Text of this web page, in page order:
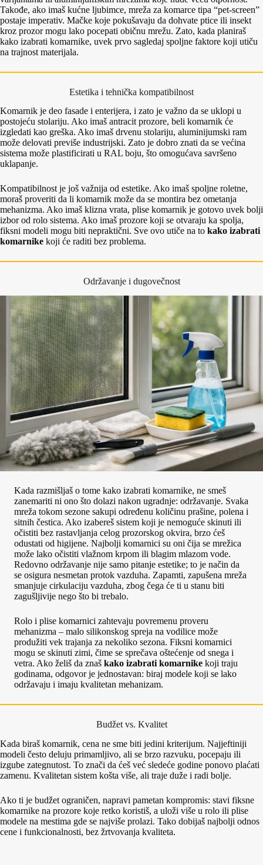
Takođe, ako imaš kućne ljubimce, mreža za komarce tipa “pet-screen”
postaje imperativ. Mačke koje pokušavaju da dohvate ptice ili insekt
kroz prozor mogu lako pocepati običnu mrežu. Zato, kada planiraš
kako izabrati komarnike, uvek prvo sagledaj spoljne faktore koji utiču
na trajnost materijala.
Estetika i tehnička kompatibilnost
Komarnik je deo fasade i enterijera, i zato je važno da se uklopi u
postojeću stolariju. Ako imaš antracit prozore, beli komarnik će
izgledati kao greška. Ako imaš drvenu stolariju, aluminijumski ram
može delovati previše industrijski. Zato je dobro znati da se većina
sistema može plastificirati u RAL boju, što omogućava savršeno
uklapanje.
Kompatibilnost je još važnija od estetike. Ako imaš spoljne roletne,
moraš proveriti da li komarnik može da se montira bez ometanja
mehanizma. Ako imaš klizna vrata, plise komarnik je gotovo uvek bolji
izbor od rolo sistema. Ako imaš prozore koji se otvaraju ka spolja,
fiksni modeli mogu biti nepraktični. Sve ovo utiče na to kako izabrati
komarnike koji će raditi bez problema.
Održavanje i dugovečnost
Kada razmišljaš o tome kako izabrati komarnike, ne smeš
zanemariti ni ono što dolazi nakon ugradnje: održavanje. Svaka
mreža tokom sezone sakupi određenu količinu prašine, polena i
sitnih čestica. Ako izabereš sistem koji je nemoguće skinuti ili
očistiti bez rastavljanja celog prozorskog okvira, brzo ćeš
odustati od higijene. Najbolji komarnici su oni čija se mrežica
može lako očistiti vlažnom krpom ili blagim mlazom vode.
Redovno održavanje nije samo pitanje estetike; to je način da
se osigura nesmetan protok vazduha. Zapamti, zapušena mreža
smanjuje cirkulaciju vazduha, zbog čega će ti u stanu biti
zagušljivije nego što bi trebalo.
Rolo i plise komarnici zahtevaju povremenu proveru
mehanizma – malo silikonskog spreja na vodilice može
produžiti vek trajanja za nekoliko sezona. Fiksni komarnici
mogu se skinuti zimi, čime se sprečava oštećenje od snega i
vetra. Ako želiš da znaš kako izabrati komarnike koji traju
godinama, odgovor je jednostavan: biraj modele koji se lako
održavaju i imaju kvalitetan mehanizam.
Budžet vs. Kvalitet
Kada biraš komarnik, cena ne sme biti jedini kriterijum. Najjeftiniji
modeli često deluju primamljivo, ali se brzo razvuku, pocepaju ili
izgube zategnutost. To znači da ćeš već sledeće godine ponovo plaćati
zamenu. Kvalitetan sistem košta više, ali traje duže i radi bolje.
Ako ti je budžet ograničen, napravi pametan kompromis: stavi fiksne
komarnike na prozore koje retko koristiš, a uloži više u rolo ili plise
modele na mestima gde se najviše prolazi. Tako dobijaš najbolji odnos
cene i funkcionalnosti, bez žrtvovanja kvaliteta.